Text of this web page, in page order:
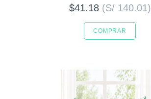
$41.18 (S/ 140.01)
COMPRAR